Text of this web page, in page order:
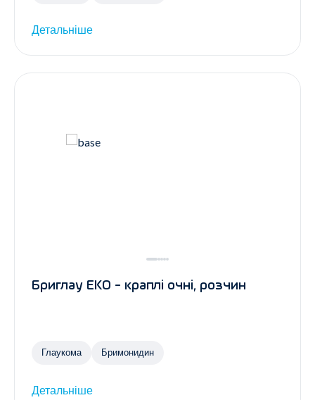
Детальніше
Бриглау ЕКО - краплі очні, розчин
Глаукома Бримонидин
Детальніше